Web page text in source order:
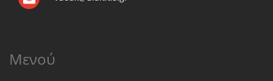
Μενού